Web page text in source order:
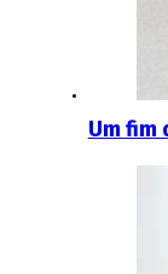
Um fim